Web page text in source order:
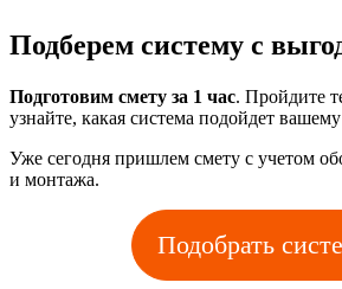
Подберем систему с
Подготовим смету за 1 час. Пройдите
узнайте, какая система подойдет вашему
Уже сегодня пришлем смету с учетом
и монтажа.
Подобрать